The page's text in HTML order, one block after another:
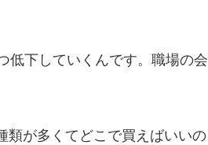
低下していくんです。職場の会
類が多くてどこで買えばいいの